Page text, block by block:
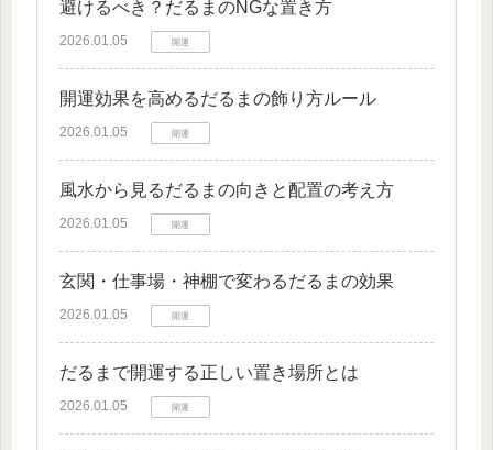
避けるべき？だるまのNGな置き方
2026.01.05 開運
開運効果を高めるだるまの飾り方ルール
2026.01.05 開運
風水から見るだるまの向きと配置の考え方
2026.01.05 開運
玄関・仕事場・神棚で変わるだるまの効果
2026.01.05 開運
だるまで開運する正しい置き場所とは
2026.01.05 開運